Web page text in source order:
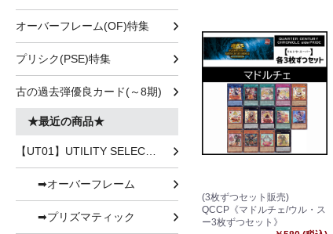
オーバーフレーム(OF)特集
プリシク(PSE)特集
古の過去弾優良カード(～8期)
★最近の商品★
➡オーバーフレーム
➡プリズマティック
(3枚ずつセット販売)
QCCP《マドルチェ/ウル・ス
ー3枚ずつセット》